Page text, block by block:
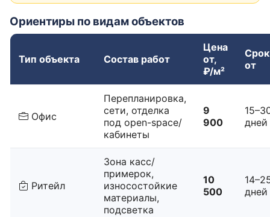
Ориентиры по видам объектов
Тип объекта Состав работ
Цена
от,
₽/м²
от
Офис
Перепланировка,
сети, отделка
под open-space/
кабинеты
9
900
дней
Ритейл
Зона касс/
примерок,
износостойкие
материалы,
подсветка
10
500
дней